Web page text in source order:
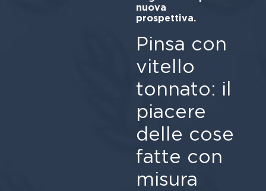
nuova
Pinsa con
vitello
tonnato: il
piacere
delle cose
fatte con
misura